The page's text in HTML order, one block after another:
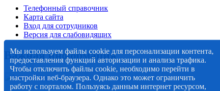
Телефонный справочник
Карта сайта
Вход для сотрудников
Версия для слабовидящих
Важная информация
Мы используем файлы cookie для персонализации контента,
предоставления функций авторизации и анализа трафика.
Чтобы отключить файлы cookie, необходимо перейти в
настройки веб-браузера. Однако это может ограничить
работу с порталом. Пользуясь данным интернет ресурсом,